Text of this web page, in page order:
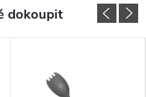
dokoupit